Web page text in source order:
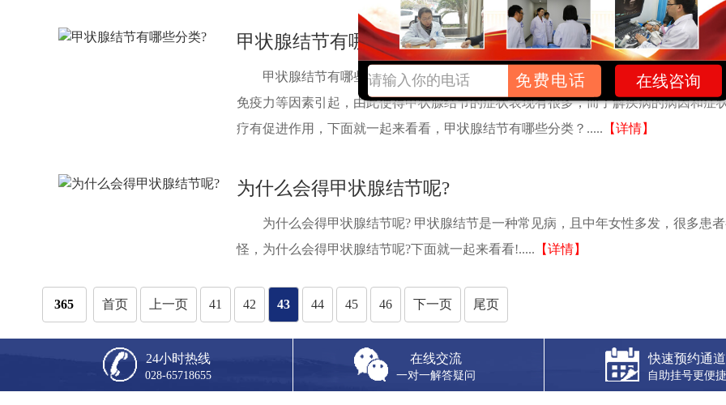
甲状腺结节有哪些分类?
甲状腺结节有哪些分类? 甲状腺结节是常见的内分泌疾病，可由不良的饮食习惯
免疫力等因素引起，由此使得甲状腺结节的症状表现有很多，而了解疾病的病因和症
疗有促进作用，下面就一起来看看，甲状腺结节有哪些分类？..... 【详情】
为什么会得甲状腺结节呢?
为什么会得甲状腺结节呢? 甲状腺结节是一种常见病，且中年女性多发，很多患
怪，为什么会得甲状腺结节呢?下面就一起来看看!..... 【详情】
365 首页 上一页 41 42 43 44 45 46 下一页 尾页
24小时热线
028-65718655
在线交流
一对一解答疑问
快速预约通道
自助挂号更便捷
免费电话 在线咨询